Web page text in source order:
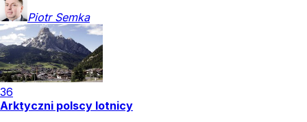
Piotr Semka
36
Arktyczni polscy lotnicy